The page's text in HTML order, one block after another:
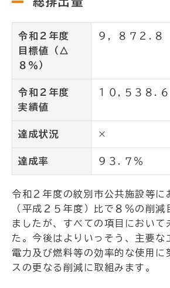
令和２年度
目標値（△
８％）
９，８７２.８
令和２年度
実績値
１０,５３８.６
達成状況 ×
達成率 ９３.７％
令和２年度の紋別市公共施設等に
（平成２５年度）比で８％の削減
ましたが、すべての項目において
た。今後はよりいっそう、主要な
電力及び燃料等の効率的な使用に
スの更なる削減に取組みます。